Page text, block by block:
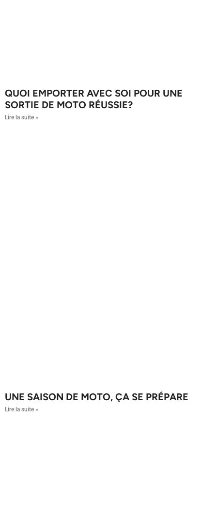
QUOI EMPORTER AVEC SOI POUR UNE
SORTIE DE MOTO RÉUSSIE?
Lire la suite »
UNE SAISON DE MOTO, ÇA SE PRÉPARE
Lire la suite »